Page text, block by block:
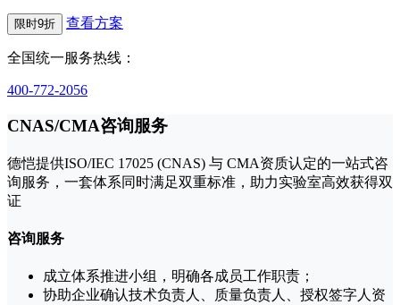
限时9折 查看方案
全国统一服务热线：
400-772-2056
CNAS/CMA咨询服务
德恺提供ISO/IEC 17025 (CNAS) 与 CMA资质认定的一站式咨
询服务，一套体系同时满足双重标准，助力实验室高效获得双
证
咨询服务
成立体系推进小组，明确各成员工作职责；
协助企业确认技术负责人、质量负责人、授权签字人资